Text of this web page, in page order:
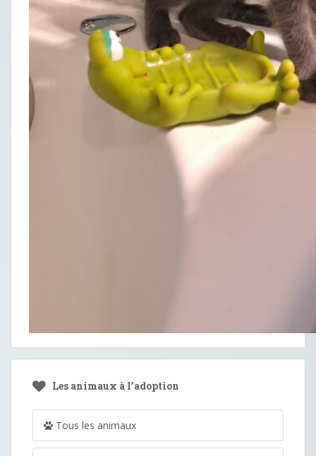
Les animaux à l’adoption
Tous les animaux